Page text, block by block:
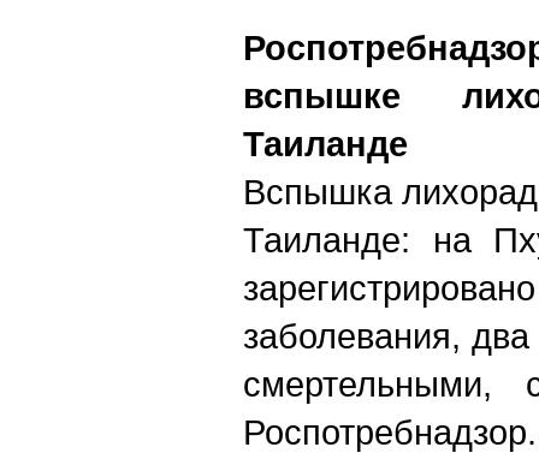
вспышке
Таиланде
Вспышка
Таиланде: на
заболевания,
смертельными,
Роспотребнадзор.